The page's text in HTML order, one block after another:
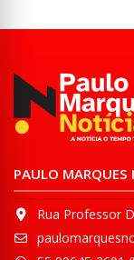
PAULO MARQUES
Rua Professor